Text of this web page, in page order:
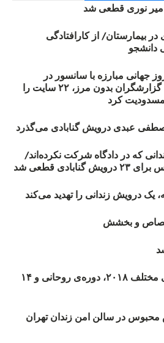
نوری قطعی شد
بیمارستان/ از کارافتادگی
اسفند) روز جهانی مبارزه با سانسور در
اینترنت: #آزادی هم‌آیند گزارشگران‌ بدون مرز، ۲۲ سایت را
کرد
عبدی درویش گنابادی می‌گذرد
درویش زندانی که در دادگاه شرکت نکرده‌اند/
یک درویش زندانی را تهدید می‌کند
روند اعدام‌ها در ماه‌های مختلف ۲۰۱۸، دوره‌ی روحانی و ۱۴
در سالن امن زندان تهران